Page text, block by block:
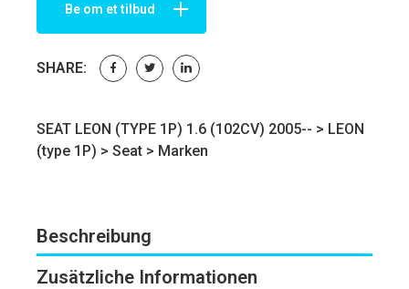
Be om et tilbud
SHARE:
SEAT LEON (TYPE 1P) 1.6 (102CV) 2005-- > LEON
(type 1P) > Seat > Marken
Beschreibung
Zusätzliche Informationen